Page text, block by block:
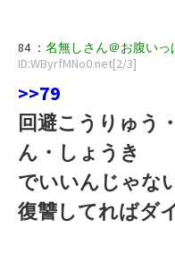
84 ： 名無しさん＠お腹いっ
ID:WByrfMNo0.net[2/3]
>>79
回避こうりゅう
ん・しょうき
でいいんじゃな
復讐してればダ